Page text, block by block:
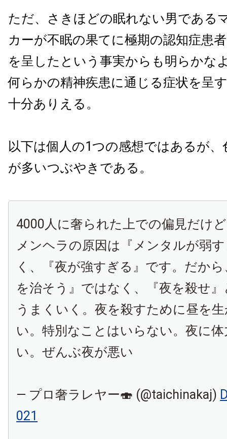
ただ、さきほどの眠れない男である
カーが不眠の果てに極期の認知症患
を呈したという事実からも明らかな
何らかの精神疾患に通じる症状を呈
十分ありえる。
以下は個人の1つの感想ではあるが
が多いつぶやきである。
4000人に奢られた上での偏見だけ
メンヘラの原因は『メンタルが弱
く、『夜が強すぎる』です。だか
を治そう』ではなく、『夜を殺せ
うまくいく。夜を殺すために昼を
い。特別なことはいらない。夜に
い。ぜんぶ夜が悪い
— プロ奢ラレヤー🍣 (@taichinakaj)
021